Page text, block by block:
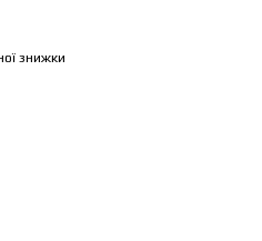
знижки